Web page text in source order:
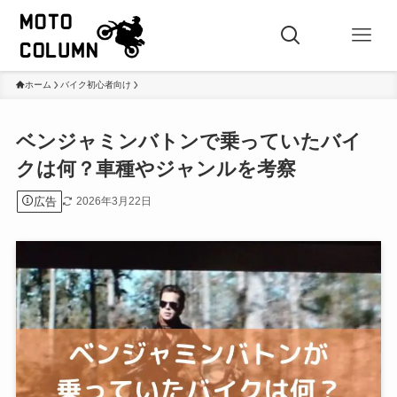
ホーム バイク初心者向け
ベンジャミンバトンで乗っていたバイ
クは何？車種やジャンルを考察
広告 2026年3月22日